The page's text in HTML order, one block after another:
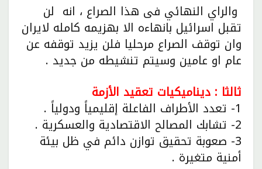
والراي النهائي فى هذا الصراع ، انه لن
تقبل اسرائيل بانهاءه الا بهزيمه كامله لايران
وان توقف الصراع مرحليا فلن يزيد توقفه عن
عام او عامين وسيتم تنشيطه من جديد .
ثالثا : ديناميكيات تعقيد الأزمة
1- تعدد الأطراف الفاعلة إقليمياً ودولياً .
2- تشابك المصالح الاقتصادية والعسكرية .
3- صعوبة تحقيق توازن دائم في ظل بيئة
أمنية متغيرة .